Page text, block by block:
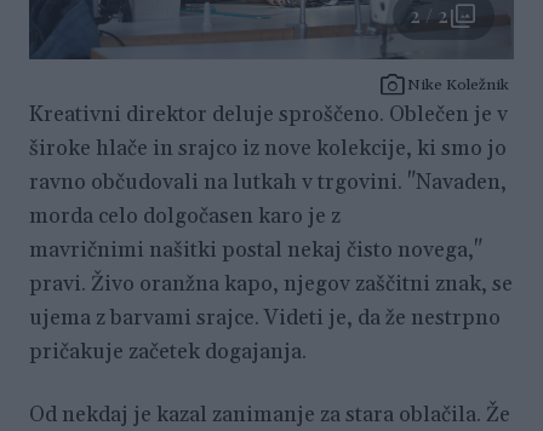
2 / 2
Nike Koležnik
Kreativni direktor deluje sproščeno. Oblečen je v
široke hlače in srajco iz nove kolekcije, ki smo jo
ravno občudovali na lutkah v trgovini. "Navaden,
morda celo dolgočasen karo je z
mavričnimi našitki postal nekaj čisto novega,"
pravi. Živo oranžna kapo, njegov zaščitni znak, se
ujema z barvami srajce. Videti je, da že nestrpno
pričakuje začetek dogajanja.
Od nekdaj je kazal zanimanje za stara oblačila. Že